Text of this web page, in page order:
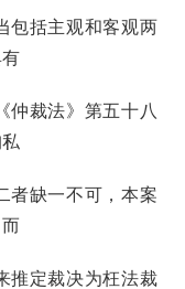
包括主观和客观两
仲裁法》第五十八
者缺一不可，本案
推定裁决为枉法裁